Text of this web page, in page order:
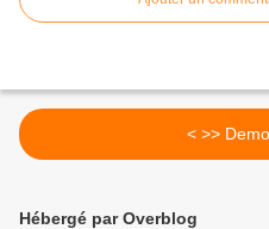
< >>
Hébergé par Overblog